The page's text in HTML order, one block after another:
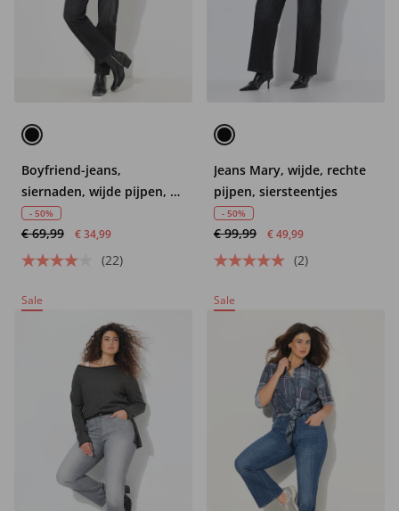
Boyfriend-jeans,
siernaden, wijde pijpen, 4-
pocket model
- 50%
€ 69,99 € 34,99
(22)
Jeans Mary, wijde, rechte
pijpen, siersteentjes
- 50%
€ 99,99 € 49,99
(2)
Sale Sale